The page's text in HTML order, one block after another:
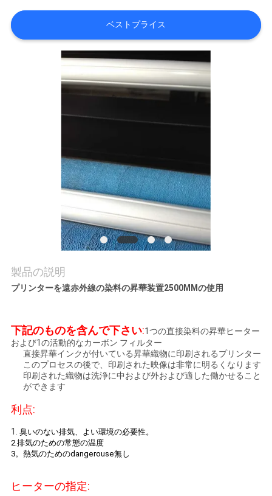
会
社
問
い
わ
ニ
ュ
ー
ス
ベストプライス
製品の説明
プリンターを遠赤外線の染料の昇華装置2500MMの使用
下記のものを含んで下さい:1つの直接染料の昇華ヒーター
および1の活動的なカーボン フィルター
直接昇華インクが付いている昇華織物に印刷されるプリンター
このプロセスの後で、印刷された映像は非常に明るくなります
印刷された織物は洗浄に中および外および適した働かせること
ができます
利点:
1. 臭いのない排気、よい環境の必要性。
2.排気のための常態の温度
3。熱気のためのdangerouse無し
ヒーターの指定: